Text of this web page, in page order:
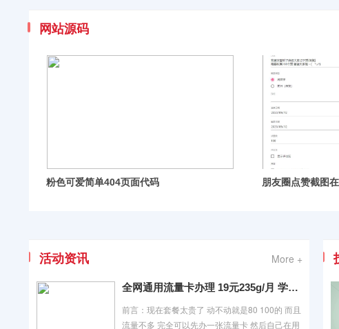
网站源码
朋友圈点赞截图在线生成源码 在线
活动资讯 More +
全网通用流量卡办理 19元235g/月 学会省钱
前言：现在套餐太贵了 动不动就是80 100的 而且
流量不多 完全可以先办一张流量卡 然后自己在用